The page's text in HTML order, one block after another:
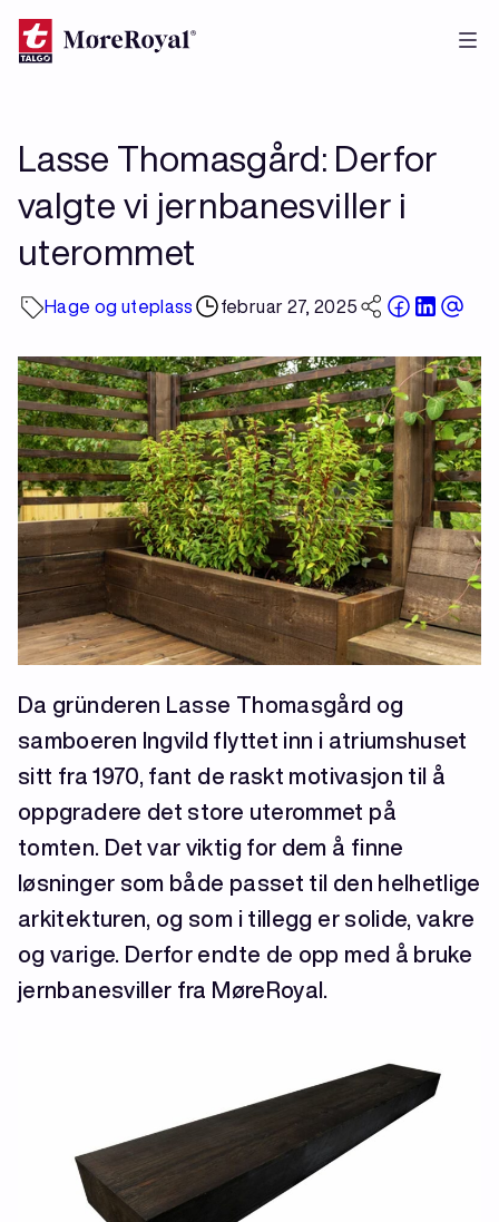
Hopp
Lasse Thomasgård: Derfor
valgte vi jernbanesviller i
uterommet
Hage og uteplass februar 27, 2025
Da gründeren Lasse Thomasgård og
samboeren Ingvild flyttet inn i atriumshuset
sitt fra 1970, fant de raskt motivasjon til å
oppgradere det store uterommet på
tomten. Det var viktig for dem å finne
løsninger som både passet til den helhetlige
arkitekturen, og som i tillegg er solide, vakre
og varige. Derfor endte de opp med å bruke
jernbanesviller fra MøreRoyal.